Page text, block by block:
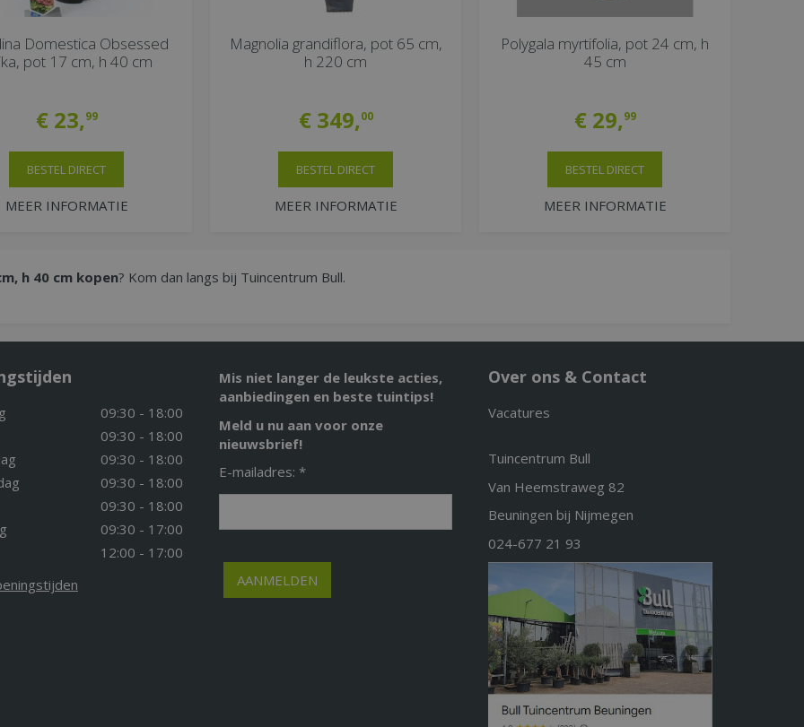
Domestica Obsessed
pot 17 cm, h 40 cm
€ 23,99
MEER INFORMATIE
BESTEL DIRECT
Magnolia grandiflora, pot 65 cm,
h 220 cm
€ 349,00
MEER INFORMATIE
BESTEL DIRECT
Polygala myrtifolia, pot 24 cm, h
45 cm
€ 29,99
MEER INFORMATIE
BESTEL DIRECT
h 40 cm kopen? Kom dan langs bij Tuincentrum Bull.
09:30 - 18:00
09:30 - 18:00
09:30 - 18:00
09:30 - 18:00
09:30 - 18:00
09:30 - 17:00
12:00 - 17:00
Mis niet langer de leukste acties,
aanbiedingen en beste tuintips!
Meld u nu aan voor onze
nieuwsbrief!
E-mailadres: *
Over ons & Contact
Vacatures
Tuincentrum Bull
Van Heemstraweg 82
Beuningen bij Nijmegen
024-677 21 93